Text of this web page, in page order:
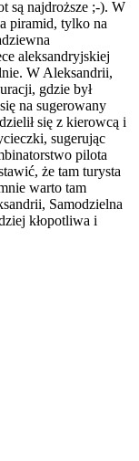
są najdroższe ;-). W
piramid, tylko na
aleksandryjskiej
W Aleksandrii,
gdzie był
na sugerowany
się z kierowcą i
sugerując
pilota
że tam turysta
warto tam
Samodzielna
kłopotliwa i